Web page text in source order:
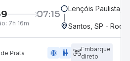
07:15
7h 16m
Lençóis Paulista,
Santos, SP -
Prata ac_unit wc
Embarque
direto